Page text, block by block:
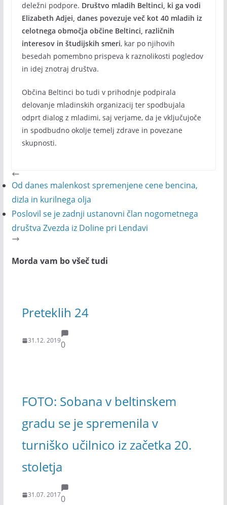
deležni podpore. Društvo mladih Beltinci, ki ga vodi
Elizabeth Adjei, danes povezuje več kot 40 mladih iz
celotnega območja občine Beltinci, različnih
interesov in študijskih smeri, kar po njihovih
besedah pomembno prispeva k raznolikosti pogledov
in idej znotraj društva.
Občina Beltinci bo tudi v prihodnje podpirala
delovanje mladinskih organizacij ter spodbujala
odprt dialog z mladimi, saj verjame, da je vključujoče
in spodbudno okolje temelj zdrave in povezane
skupnosti.
Od danes malenkost spremenjene cene bencina,
dizla in kurilnega olja
Poslovil se je zadnji ustanovni član nogometnega
društva Zvezda iz Doline pri Lendavi
Morda vam bo všeč tudi
Preteklih 24
31.12. 20190
FOTO: Sobana v beltinskem
gradu se je spremenila v
turniško učilnico iz začetka 20.
stoletja
31.07. 20170